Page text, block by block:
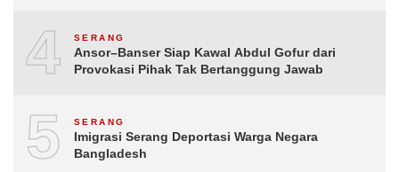
4 SERANG
Ansor–Banser Siap Kawal Abdul Gofur dari
Provokasi Pihak Tak Bertanggung Jawab
5 SERANG
Imigrasi Serang Deportasi Warga Negara
Bangladesh